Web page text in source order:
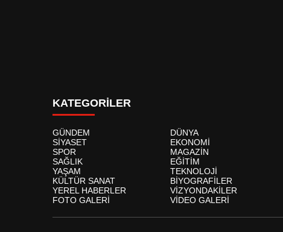
KATEGORİLER
GÜNDEM
DÜNYA
SİYASET
EKONOMİ
SPOR
MAGAZİN
SAĞLIK
EĞİTİM
YAŞAM
TEKNOLOJİ
KÜLTÜR SANAT
BİYOGRAFİLER
YEREL HABERLER
VİZYONDAKİLER
FOTO GALERİ
VİDEO GALERİ